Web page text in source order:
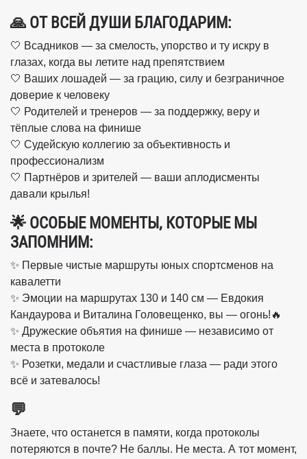
🙏 ОТ ВСЕЙ ДУШИ БЛАГОДАРИМ:
🤍 Всадников — за смелость, упорство и ту искру в
глазах, когда вы летите над препятствием
🤍 Ваших лошадей — за грацию, силу и безграничное
доверие к человеку
🤍 Родителей и тренеров — за поддержку, веру и
тёплые слова на финише
🤍 Судейскую коллегию за объективность и
профессионализм
🤍 Партнёров и зрителей — ваши аплодисменты
давали крылья!
🌟 ОСОБЫЕ МОМЕНТЫ, КОТОРЫЕ МЫ
ЗАПОМНИМ:
✨ Первые чистые маршруты юных спортсменов на
кавалетти
✨ Эмоции на маршрутах 130 и 140 см — Евдокия
Кандаурова и Виталина Головещенко, вы — огонь!🔥
✨ Дружеские объятия на финише — независимо от
места в протоколе
✨ Розетки, медали и счастливые глаза — ради этого
всё и затевалось!
💬
Знаете, что останется в памяти, когда протоколы
потеряются в почте? Не баллы. Не места. А тот момент,